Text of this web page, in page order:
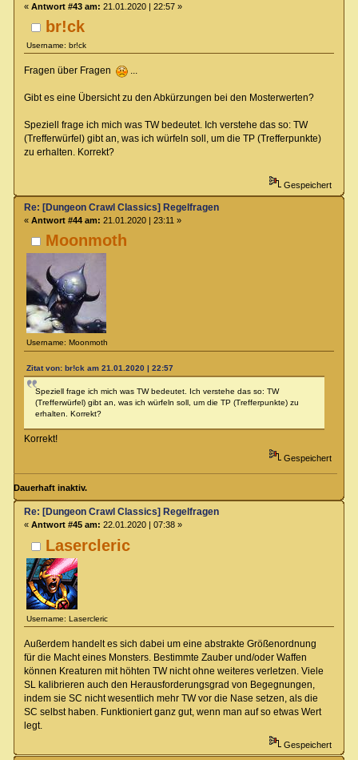
br!ck
Username: br!ck
« Antwort #43 am: 21.01.2020 | 22:57 »
Fragen über Fragen ...
Gibt es eine Übersicht zu den Abkürzungen bei den Mosterwerten?
Speziell frage ich mich was TW bedeutet. Ich verstehe das so: TW
(Trefferwürfel) gibt an, was ich würfeln soll, um die TP (Trefferpunkte)
zu erhalten. Korrekt?
Gespeichert
Moonmoth
Username: Moonmoth
Re: [Dungeon Crawl Classics] Regelfragen
« Antwort #44 am: 21.01.2020 | 23:11 »
Zitat von: br!ck am 21.01.2020 | 22:57
Speziell frage ich mich was TW bedeutet. Ich verstehe das so: TW
(Trefferwürfel) gibt an, was ich würfeln soll, um die TP (Trefferpunkte) zu
erhalten. Korrekt?
Korrekt!
Gespeichert
Dauerhaft inaktiv.
Lasercleric
Username: Lasercleric
Re: [Dungeon Crawl Classics] Regelfragen
« Antwort #45 am: 22.01.2020 | 07:38 »
Außerdem handelt es sich dabei um eine abstrakte Größenordnung
für die Macht eines Monsters. Bestimmte Zauber und/oder Waffen
können Kreaturen mit höhten TW nicht ohne weiteres verletzen. Viele
SL kalibrieren auch den Herausforderungsgrad von Begegnungen,
indem sie SC nicht wesentlich mehr TW vor die Nase setzen, als die
SC selbst haben. Funktioniert ganz gut, wenn man auf so etwas Wert
legt.
Gespeichert